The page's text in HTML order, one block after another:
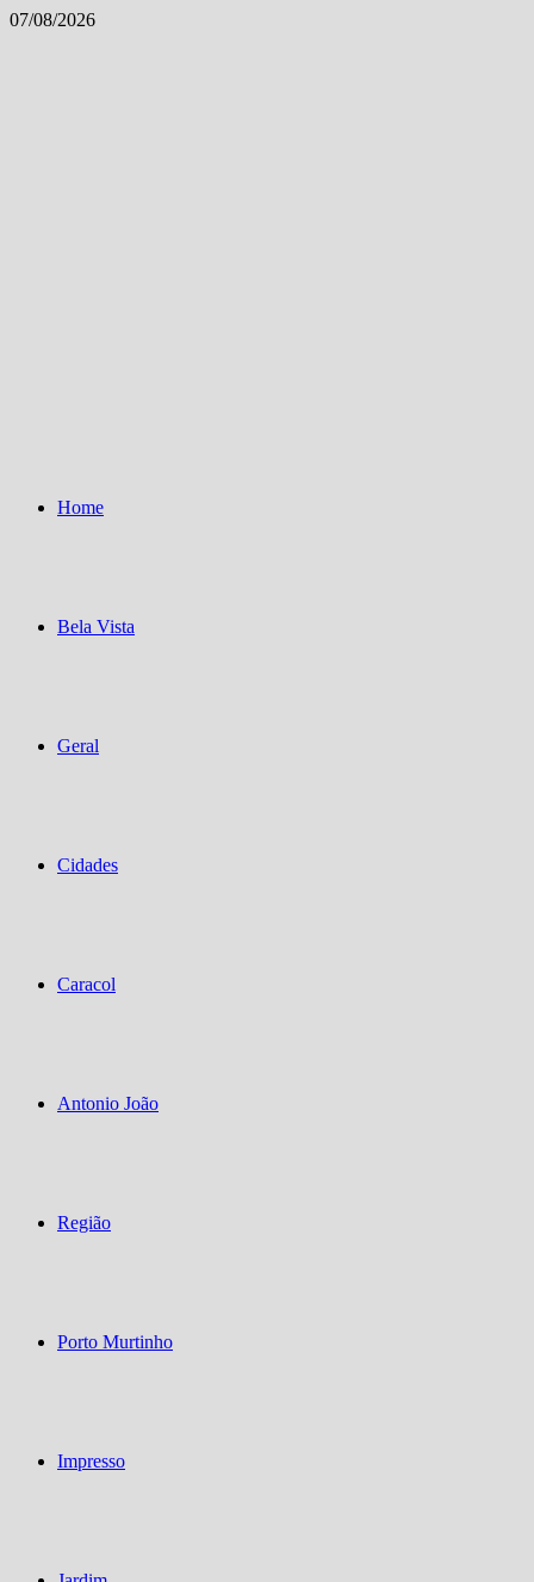
Skip
07/08/2026
Home
Bela Vista
Geral
Cidades
Caracol
Antonio João
Região
Porto Murtinho
Impresso